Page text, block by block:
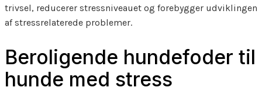
trivsel, reducerer stressniveauet og forebygger udviklingen
af stressrelaterede problemer.
Beroligende hundefoder til
hunde med stress